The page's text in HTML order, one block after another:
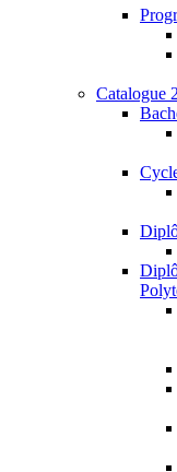
Catalogue